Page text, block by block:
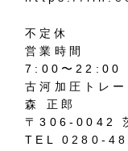
不定休
営業時間
7:00〜22:00
古河加圧トレ
森 正郎
〒306-0042
TEL0280-